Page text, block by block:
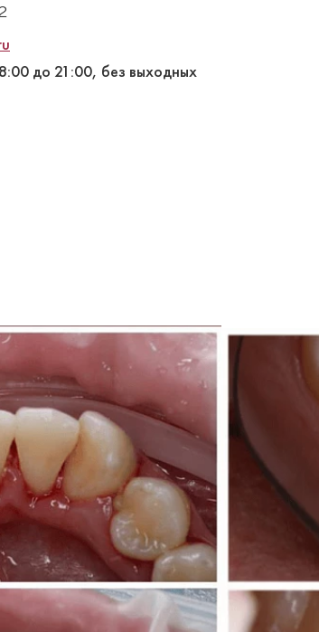
до 21:00, без выходных